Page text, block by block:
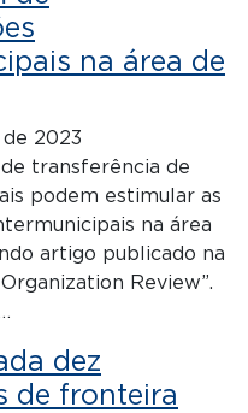
na área de
de 2023
transferência de
podem estimular as
na área
artigo publicado na
Review”.
dez
de fronteira